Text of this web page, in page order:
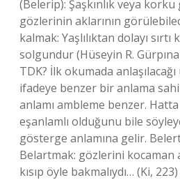
(Belerip): Şaşkınlık veya
gözlerinin aklarının
kalmak: Yaşlılıktan dolayı
solgundur (Hüseyin R.
TDK? İlk okumada
ifadeye benzer bir anlama
anlamı ambleme benzer.
eşanlamlı olduğunu bile
gösterge anlamına gelir.
Belartmak: gözlerini kocaman
kısıp öyle bakmalıydı… (Ki,